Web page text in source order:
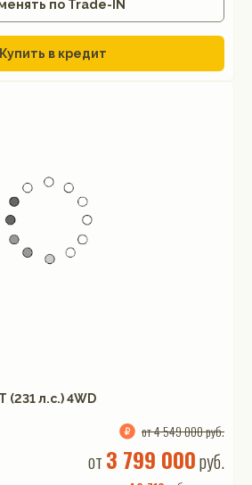
по Trade-IN
Купить в кредит
(231 л.с.) 4WD
от 4 549 000 руб.
от 3 799 000руб.